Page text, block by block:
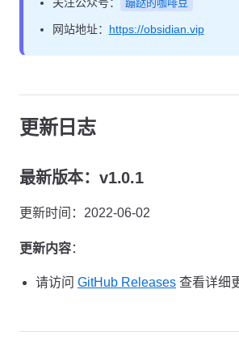
蹦跶的咖啡豆
网站地址： https://obsidian.vip
更新日志
最新版本：v1.0.1
更新时间：2022-06-02
更新内容：
请访问 GitHub Releases 查看详细